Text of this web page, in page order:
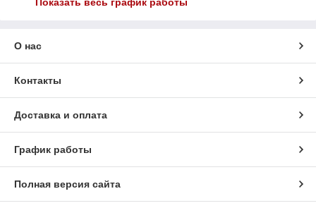
Показать весь график работы
О нас
Контакты
Доставка и оплата
График работы
Полная версия сайта